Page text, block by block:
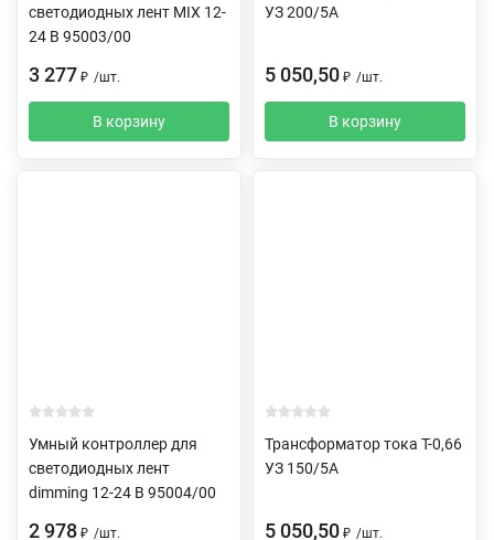
светодиодных лент MIX 12-
24 В 95003/00
3 277 ₽ /шт.
В корзину
УЗ 200/5А
5 050,50 ₽ /шт.
В корзину
Умный контроллер для
светодиодных лент
dimming 12-24 В 95004/00
2 978 ₽ /шт.
Трансформатор тока Т-0,66
УЗ 150/5А
5 050,50 ₽ /шт.